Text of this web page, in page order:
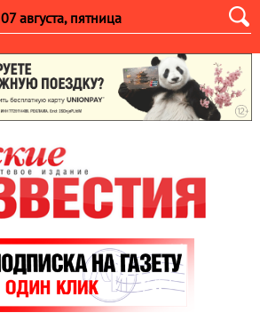
07 августа, пятница